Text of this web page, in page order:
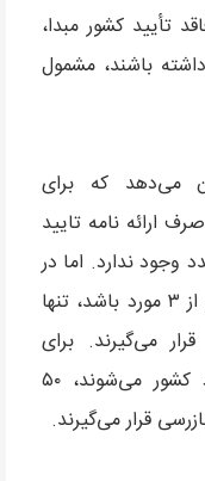
تأیید کشور مبدا،
باشند، مشمول
می‌دهد که برای
ورود، صرف ارائه نامه تایید
وجود ندارد. اما در
صورتی که تعداد سابقه‌های ورود کمتر از ۳ مورد باشد، تنها
می‌گیرند. برای
خودروهایی که برای نخستین‌بار وارد کشور می‌شوند، ۵۰
قرار می‌گیرند.